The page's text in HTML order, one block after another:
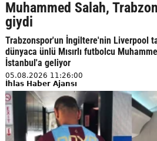
Muhammed Salah,
giydi
Trabzonspor'un İngiltere'nin Liverpool
dünyaca ünlü Mısırlı futbolcu
İstanbul'a geliyor
05.08.2026 11:26:00
İhlas Haber Ajansı